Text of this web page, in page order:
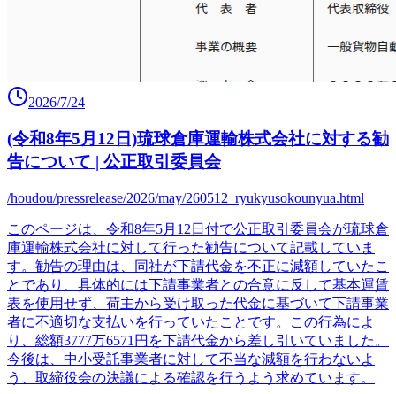
2026/7/24
(令和8年5月12日)琉球倉庫運輸株式会社に対する勧
告について | 公正取引委員会
/houdou/pressrelease/2026/may/260512_ryukyusokounyua.html
このページは、令和8年5月12日付で公正取引委員会が琉球倉
庫運輸株式会社に対して行った勧告について記載していま
す。勧告の理由は、同社が下請代金を不正に減額していたこ
とであり、具体的には下請事業者との合意に反して基本運賃
表を使用せず、荷主から受け取った代金に基づいて下請事業
者に不適切な支払いを行っていたことです。この行為によ
り、総額3777万6571円を下請代金から差し引いていました。
今後は、中小受託事業者に対して不当な減額を行わないよ
う、取締役会の決議による確認を行うよう求めています。